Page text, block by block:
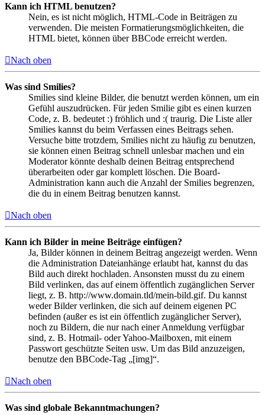
Kann ich HTML benutzen?
Nein, es ist nicht möglich, HTML-Code in Beiträgen zu
verwenden. Die meisten Formatierungsmöglichkeiten, die
HTML bietet, können über BBCode erreicht werden.
Nach oben
Was sind Smilies?
Smilies sind kleine Bilder, die benutzt werden können, um ein
Gefühl auszudrücken. Für jeden Smilie gibt es einen kurzen
Code, z. B. bedeutet :) fröhlich und :( traurig. Die Liste aller
Smilies kannst du beim Verfassen eines Beitrags sehen.
Versuche bitte trotzdem, Smilies nicht zu häufig zu benutzen,
sie können einen Beitrag schnell unlesbar machen und ein
Moderator könnte deshalb deinen Beitrag entsprechend
überarbeiten oder gar komplett löschen. Die Board-
Administration kann auch die Anzahl der Smilies begrenzen,
die du in einem Beitrag benutzen kannst.
Nach oben
Kann ich Bilder in meine Beiträge einfügen?
Ja, Bilder können in deinem Beitrag angezeigt werden. Wenn
die Administration Dateianhänge erlaubt hat, kannst du das
Bild auch direkt hochladen. Ansonsten musst du zu einem
Bild verlinken, das auf einem öffentlich zugänglichen Server
liegt, z. B. http://www.domain.tld/mein-bild.gif. Du kannst
weder Bilder verlinken, die sich auf deinem eigenen PC
befinden (außer es ist ein öffentlich zugänglicher Server),
noch zu Bildern, die nur nach einer Anmeldung verfügbar
sind, z. B. Hotmail- oder Yahoo-Mailboxen, mit einem
Passwort geschützte Seiten usw. Um das Bild anzuzeigen,
benutze den BBCode-Tag „[img]“.
Nach oben
Was sind globale Bekanntmachungen?